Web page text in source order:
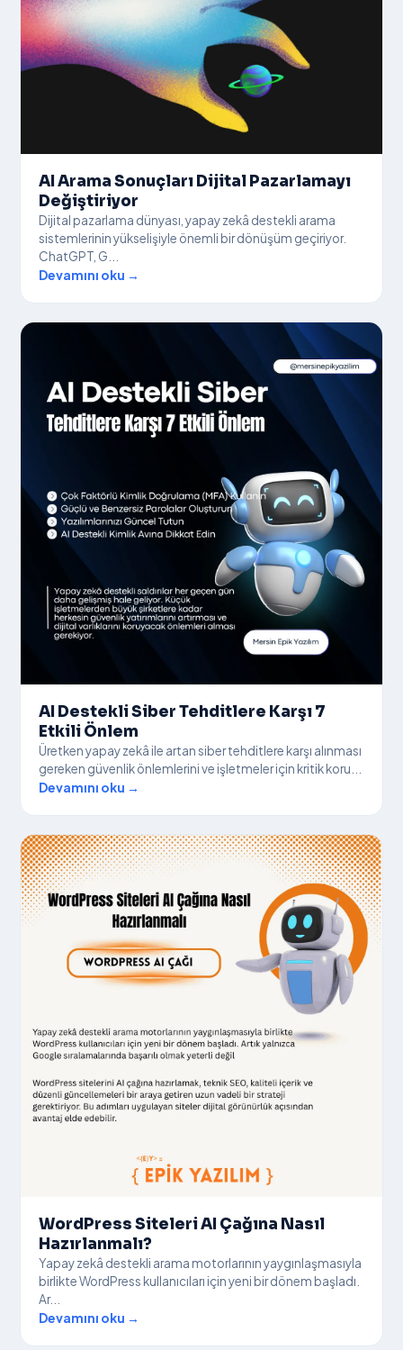
AI Arama Sonuçları Dijital Pazarlamayı
Değiştiriyor
Dijital pazarlama dünyası, yapay zekâ destekli arama
sistemlerinin yükselişiyle önemli bir dönüşüm geçiriyor.
ChatGPT, G...
Devamını oku →
AI Destekli Siber Tehditlere Karşı 7
Etkili Önlem
Üretken yapay zekâ ile artan siber tehditlere karşı alınması
gereken güvenlik önlemlerini ve işletmeler için kritik koru...
Devamını oku →
WordPress Siteleri AI Çağına Nasıl
Hazırlanmalı?
Yapay zekâ destekli arama motorlarının yaygınlaşmasıyla
birlikte WordPress kullanıcıları için yeni bir dönem başladı.
Ar...
Devamını oku →